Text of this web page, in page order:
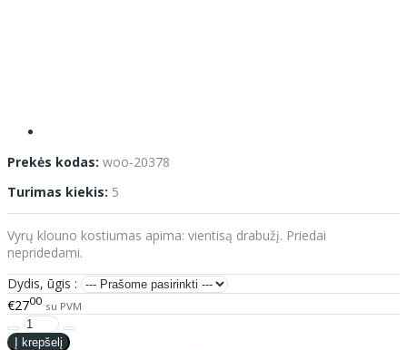
Prekės kodas: woo-20378
Turimas kiekis: 5
Vyrų klouno kostiumas apima: vientisą drabužį. Priedai
nepridedami.
Dydis, ūgis :
€2700 su PVM